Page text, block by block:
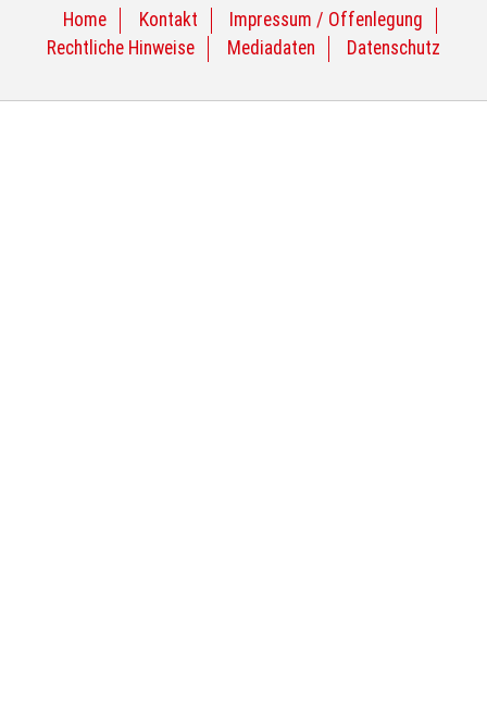
Home Kontakt
Impressum / Offenlegung
Rechtliche Hinweise
Mediadaten Datenschutz